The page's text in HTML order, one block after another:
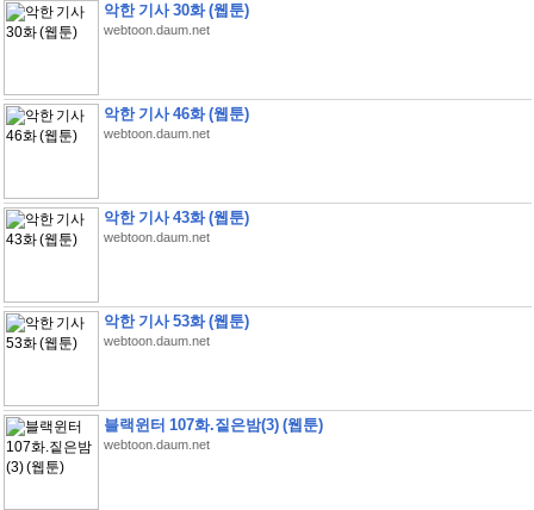
악한 기사 30화 (웹툰)
webtoon.daum.net
악한 기사 46화 (웹툰)
webtoon.daum.net
악한 기사 43화 (웹툰)
webtoon.daum.net
악한 기사 53화 (웹툰)
webtoon.daum.net
블랙윈터 107화.짙은밤(3) (웹툰)
webtoon.daum.net